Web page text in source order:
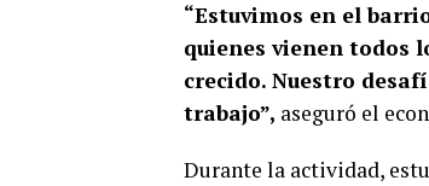
“Estuvimos en el
quienes vienen todos
crecido. Nuestro
trabajo”, aseguró el
Durante la actividad,